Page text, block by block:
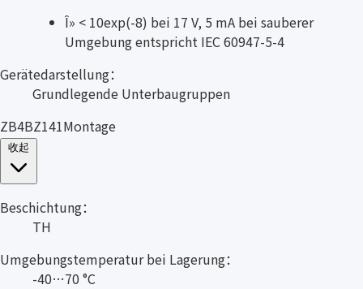
Î» < 10exp(-8) bei 17 V, 5 mA bei sauberer
Umgebung entspricht IEC 60947-5-4
Gerätedarstellung：
Grundlegende Unterbaugruppen
ZB4BZ141Montage
Beschichtung：
TH
Umgebungstemperatur bei Lagerung：
-40…70 °C